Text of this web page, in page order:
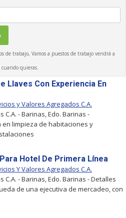
de trabajo, Vamos a puestos de trabajo vendrá a
quieras.
Llaves Con Experiencia En
y Valores Agregados C.A.
C.A. - Barinas, Edo. Barinas -
limpieza de habitaciones y
Hotel De Primera Línea
Y Valores Agregados C.A.
C.A. - Barinas, Edo. Barinas - Detalles
de una ejecutiva de mercadeo, con